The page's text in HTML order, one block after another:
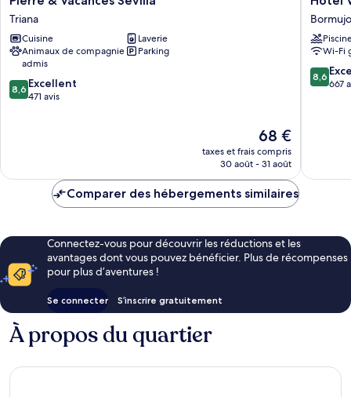
&
Vacances
Sevilla
Triana
Triana
Cuisine
Laverie
Animaux de compagnie
admis
Parking
8.6
sur
8,6 Excellent
471 avis
Le
nouveau
prix
de
68 €
taxes et frais compris
30 août - 31 août
Vértice
Aljarafe
Wi-Fi
8.6
sur
8,6
667
Comparer des hébergements similaires
Connectez-vous pour découvrir les réductions et les
avantages dont vous pouvez bénéficier. Plus de récompenses
pour plus d’aventures !
Se connecter S’inscrire gratuitement
À propos du quartier